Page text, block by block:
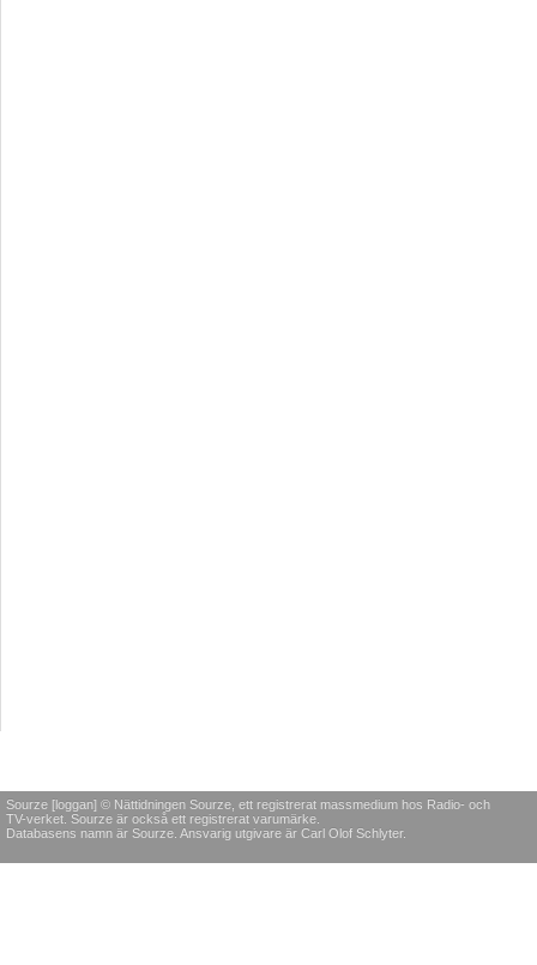
Sourze [loggan] © Nättidningen Sourze, ett registrerat massmedium hos Radio- och
TV-verket. Sourze är också ett registrerat varumärke.
Databasens namn är Sourze. Ansvarig utgivare är Carl Olof Schlyter.